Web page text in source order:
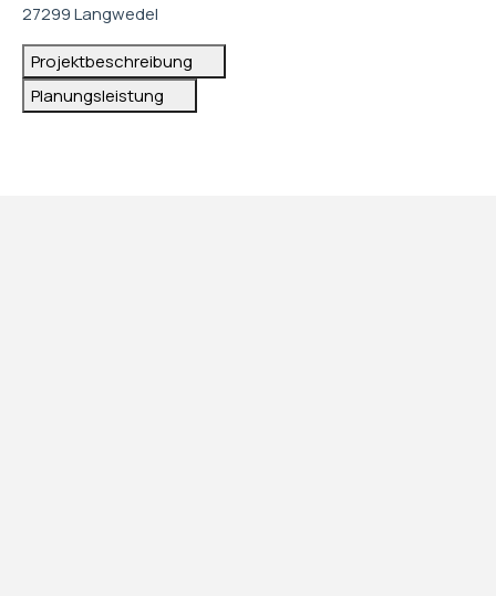
27299 Langwedel
Projektbeschreibung
Planungsleistung